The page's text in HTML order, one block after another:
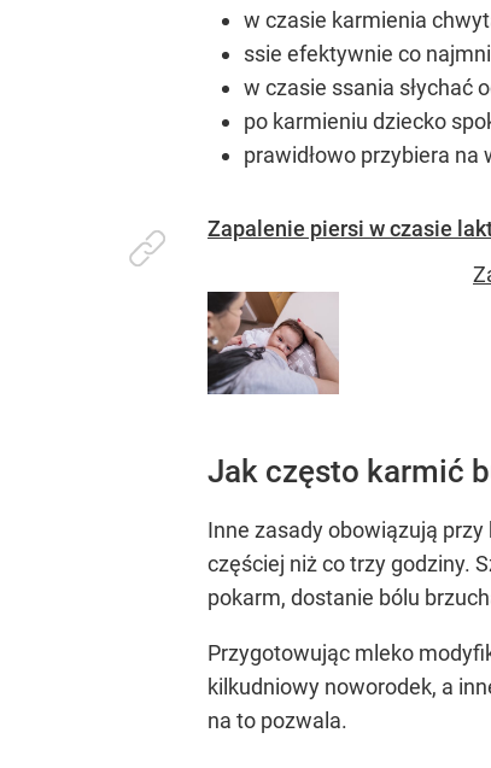
w czasie karmienia
ssie efektywnie co
w czasie ssania słychać
po karmieniu dziecko
prawidłowo przybiera
Zapalenie piersi w czasie
Jak często karmić
Inne zasady obowiązują
częściej niż co trzy godziny.
pokarm, dostanie bólu
Przygotowując mleko
kilkudniowy noworodek, a
na to pozwala.